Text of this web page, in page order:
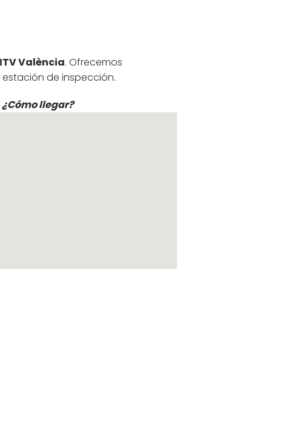
València. Ofrecemos
de inspección.
¿Cómo llegar?